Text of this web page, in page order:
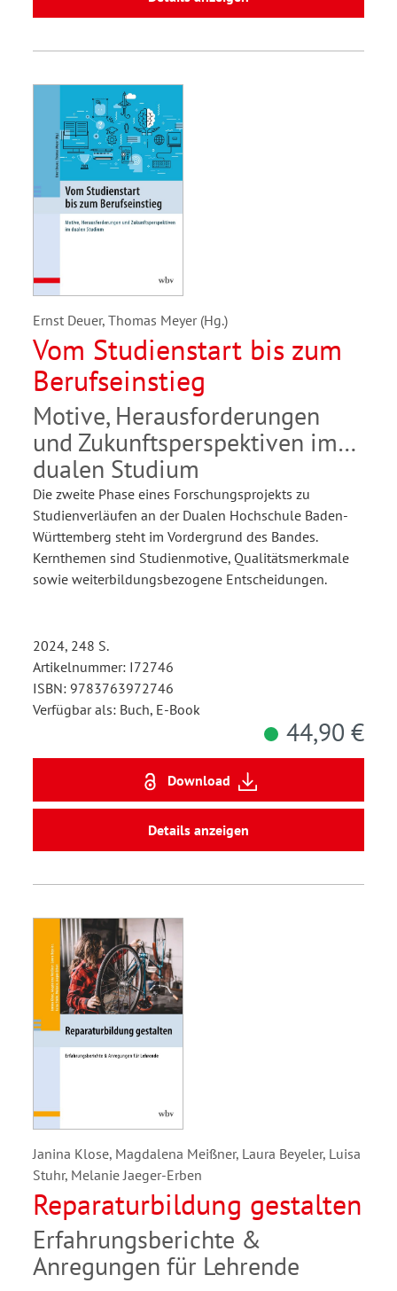
Ernst Deuer, Thomas Meyer (Hg.)
Vom Studienstart bis zum
Berufseinstieg
Motive, Herausforderungen
und Zukunftsperspektiven im
dualen Studium
Die zweite Phase eines Forschungsprojekts zu
Studienverläufen an der Dualen Hochschule Baden-
Württemberg steht im Vordergrund des Bandes.
Kernthemen sind Studienmotive, Qualitätsmerkmale
sowie weiterbildungsbezogene Entscheidungen.
2024, 248 S.
Artikelnummer: I72746
ISBN: 9783763972746
Verfügbar als: Buch, E-Book
44,90 €
Download
Details anzeigen
Janina Klose, Magdalena Meißner, Laura Beyeler, Luisa
Stuhr, Melanie Jaeger-Erben
Reparaturbildung gestalten
Erfahrungsberichte &
Anregungen für Lehrende